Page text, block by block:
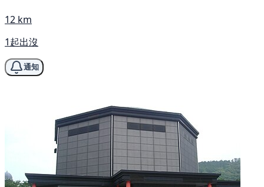
12 km
1起出沒
通知